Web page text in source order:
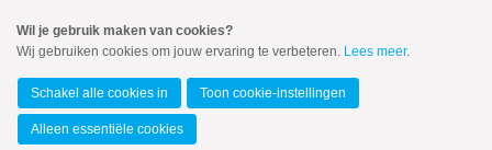
naar
Spring
de
inhoud
Spring
naar
Kampen
MENU
Wil je gebruik maken van cookies?
Wij gebruiken cookies om jouw ervaring te verbeteren. Lees meer.
Schakel alle cookies in Toon cookie-instellingen
Alleen essentiële cookies